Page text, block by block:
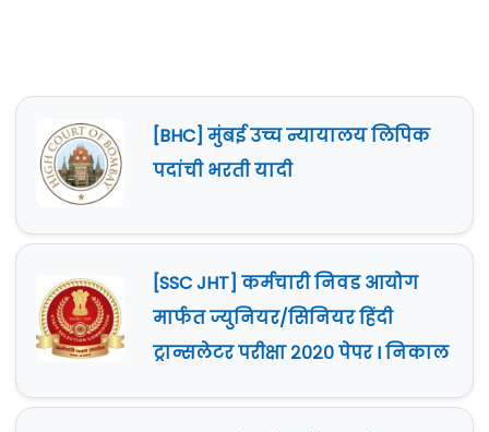
[BHC] मुंबई उच्च न्यायालय लिपिक
पदांची भरती यादी
[SSC JHT] कर्मचारी निवड आयोग
मार्फत ज्युनियर/सिनियर हिंदी
ट्रान्सलेटर परीक्षा २०२० पेपर I निकाल